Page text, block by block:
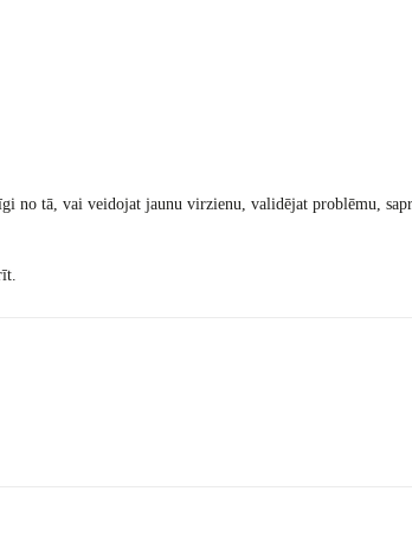
tā, vai veidojat jaunu virzienu, validējat problēmu,